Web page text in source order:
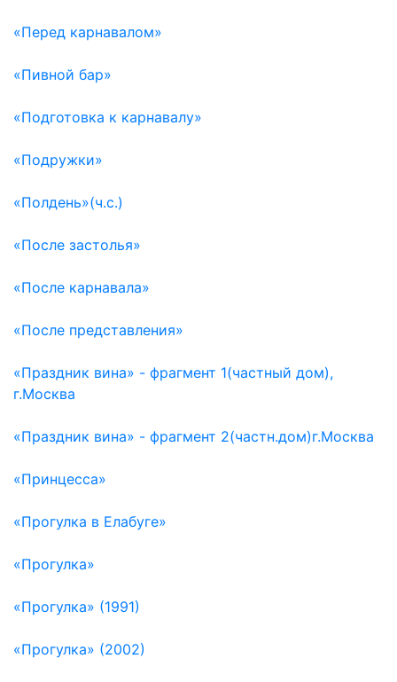
«Перед карнавалом»
«Пивной бар»
«Подготовка к карнавалу»
«Подружки»
«Полдень»(ч.с.)
«После застолья»
«После карнавала»
«После представления»
«Праздник вина» - фрагмент 1(частный дом),
г.Москва
«Праздник вина» - фрагмент 2(частн.дом)г.Москва
«Принцесса»
«Прогулка в Елабуге»
«Прогулка»
«Прогулка» (1991)
«Прогулка» (2002)